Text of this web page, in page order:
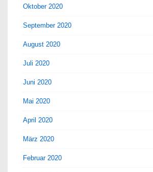
Oktober 2020
September 2020
August 2020
Juli 2020
Juni 2020
Mai 2020
April 2020
März 2020
Februar 2020